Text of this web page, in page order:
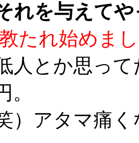
れを与えて
たれ始めま
人とか思っ
。
）アタマ痛